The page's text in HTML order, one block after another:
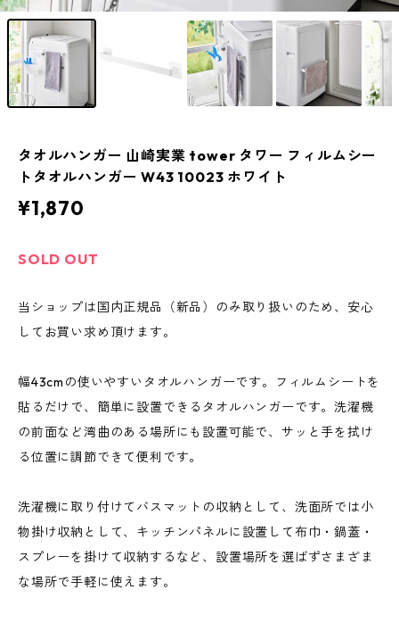
タオルハンガー 山崎実業 tower タワー フィルムシー
トタオルハンガー W43 10023 ホワイト
¥1,870
SOLD OUT
当ショップは国内正規品（新品）のみ取り扱いのため、安心
してお買い求め頂けます。
幅43cmの使いやすいタオルハンガーです。フィルムシートを
貼るだけで、簡単に設置できるタオルハンガーです。洗濯機
の前面など湾曲のある場所にも設置可能で、サッと手を拭け
る位置に調節できて便利です。
洗濯機に取り付けてバスマットの収納として、洗面所では小
物掛け収納として、キッチンパネルに設置して布巾・鍋蓋・
スプレーを掛けて収納するなど、設置場所を選ばずさまざま
な場所で手軽に使えます。